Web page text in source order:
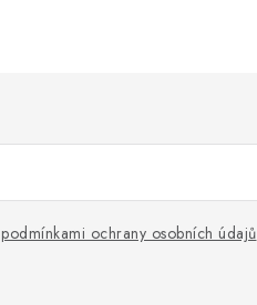
podmínkami ochrany osobních údajů